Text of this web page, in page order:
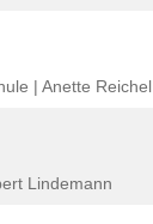
| Anette Reichel
Lindemann